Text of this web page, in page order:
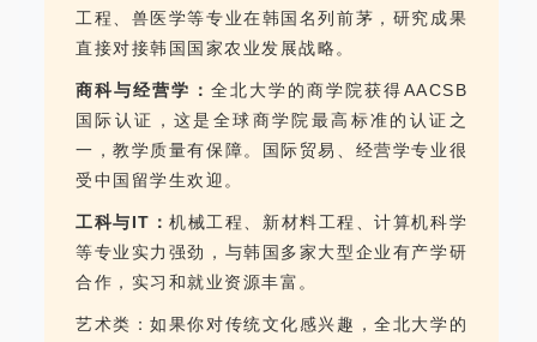
工程、兽医学等专业在韩国名列前茅，研究成果
直接对接韩国国家农业发展战略。
商科与经营学： 全北大学的商学院获得AACSB
国际认证，这是全球商学院最高标准的认证之
一，教学质量有保障。国际贸易、经营学专业很
受中国留学生欢迎。
工科与IT：机械工程、新材料工程、计算机科学
等专业实力强劲，与韩国多家大型企业有产学研
合作，实习和就业资源丰富。
艺术类：如果你对传统文化感兴趣，全北大学的